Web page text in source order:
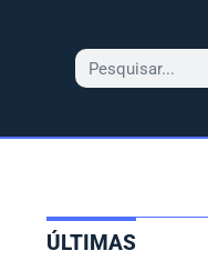
ÚLTIMAS